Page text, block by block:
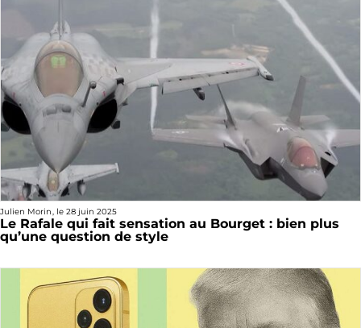
Julien Morin, le 28 juin 2025
Le Rafale qui fait sensation au Bourget : bien plus
qu’une question de style